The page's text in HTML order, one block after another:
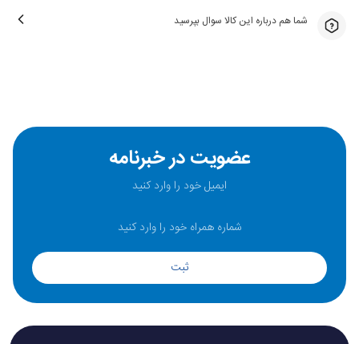
شما هم درباره این کالا سوال بپرسید
عضویت در خبرنامه
ثبت